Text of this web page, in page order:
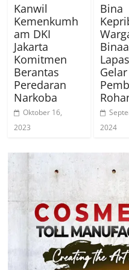
Kanwil
Kemenkumh
am DKI
Jakarta
Komitmen
Berantas
Peredaran
Narkoba
Oktober 16,
2023
Bina
Gelar
2024